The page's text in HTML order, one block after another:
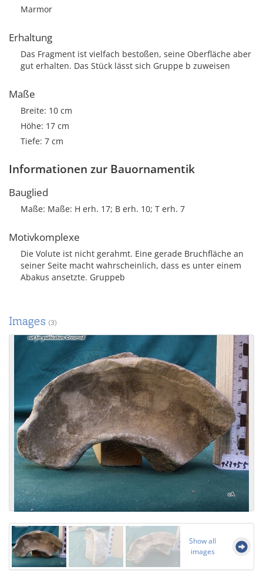
Marmor
Erhaltung
Das Fragment ist vielfach bestoßen, seine Oberfläche aber
gut erhalten. Das Stück lässt sich Gruppe b zuweisen
Maße
Breite: 10 cm
Höhe: 17 cm
Tiefe: 7 cm
Informationen zur Bauornamentik
Bauglied
Maße: Maße: H erh. 17; B erh. 10; T erh. 7
Motivkomplexe
Die Volute ist nicht gerahmt. Eine gerade Bruchfläche an
seiner Seite macht wahrscheinlich, dass es unter einem
Abakus ansetzte. Gruppeb
Images (3)
Show all
images